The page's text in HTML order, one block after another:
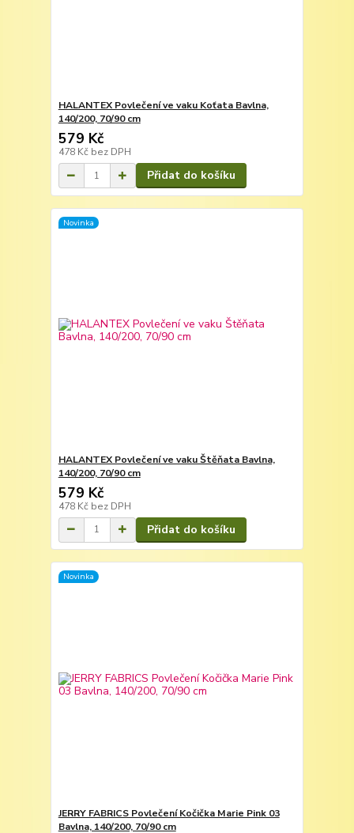
HALANTEX Povlečení ve vaku Koťata Bavlna,
140/200, 70/90 cm
579 Kč
478 Kč bez DPH
Přidat do košíku
Novinka
HALANTEX Povlečení ve vaku Štěňata Bavlna,
140/200, 70/90 cm
579 Kč
478 Kč bez DPH
Přidat do košíku
Novinka
JERRY FABRICS Povlečení Kočička Marie Pink 03
Bavlna, 140/200, 70/90 cm